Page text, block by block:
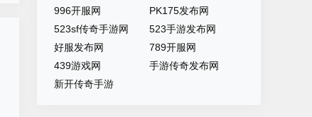
996开服网
PK175发布网
523sf传奇手游网
523手游发布网
好服发布网
789开服网
439游戏网
手游传奇发布网
新开传奇手游